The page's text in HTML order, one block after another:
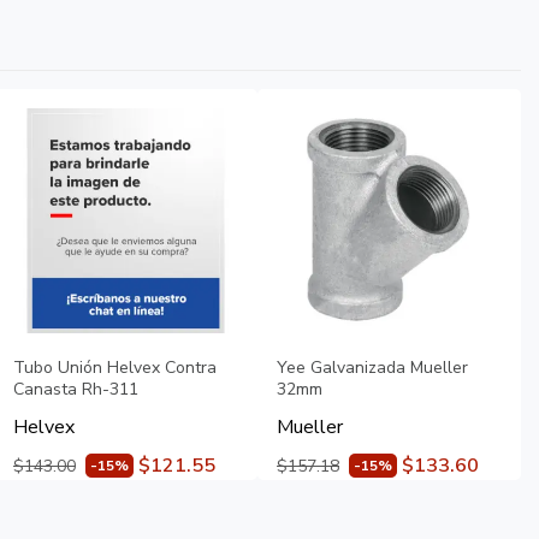
Tubo Unión Helvex Contra
Canasta Rh-311
Helvex
$143.00 -15% $121.55
Yee Galvanizada Mueller
32mm
Mueller
$157.18 -15% $133.60